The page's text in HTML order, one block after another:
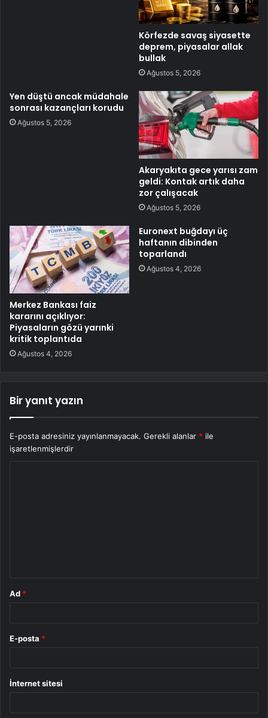
Körfezde savaş siyasette
deprem, piyasalar allak
bullak
Ağustos 5, 2026
Yen düştü ancak müdahale
sonrası kazançları korudu
Ağustos 5, 2026
Akaryakıta gece yarısı zam
geldi: Kontak artık daha
zor çalışacak
Ağustos 5, 2026
Merkez Bankası faiz
kararını açıklıyor:
Piyasaların gözü yarınki
kritik toplantıda
Ağustos 4, 2026
Euronext buğdayı üç
haftanın dibinden
toparlandı
Ağustos 4, 2026
Bir yanıt yazın
E-posta adresiniz yayınlanmayacak. Gerekli alanlar * ile
işaretlenmişlerdir
Ad *
E-posta *
İnternet sitesi